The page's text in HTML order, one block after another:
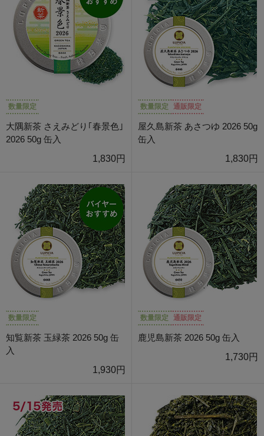
数量限定
大隅新茶 さえみどり｢春景色｣
2026 50g 缶入
1,830円
数量限定 通販限定
屋久島新茶 あさつゆ 2026 50g
缶入
1,830円
数量限定
知覧新茶 玉緑茶 2026 50g 缶
入
1,930円
数量限定 通販限定
鹿児島新茶 2026 50g 缶入
1,730円